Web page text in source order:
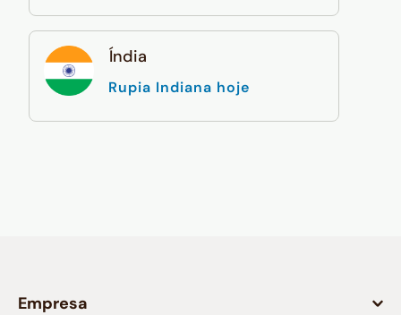
Índia
Rupia Indiana hoje
Empresa